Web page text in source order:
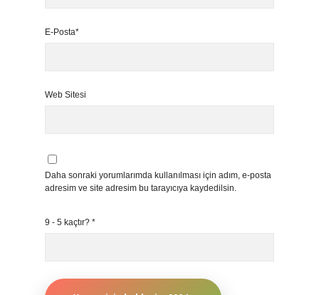
E-Posta*
Web Sitesi
Daha sonraki yorumlarımda kullanılması için adım, e-posta
adresim ve site adresim bu tarayıcıya kaydedilsin.
9 - 5 kaçtır? *